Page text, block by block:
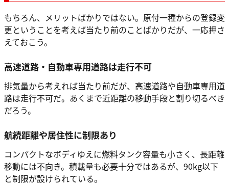
もちろん、メリットばかりではない。原付一種からの登録変
更ということを考えば当たり前のことばかりだが、一応押さ
えておこう。
高速道路・自動車専用道路は走行不可
排気量から考えれば当たり前だが、高速道路や自動車専用道
路は走行不可だ。あくまで近距離の移動手段と割り切るべき
だろう。
航続距離や居住性に制限あり
コンパクトなボディゆえに燃料タンク容量も小さく、長距離
移動には不向き。積載量も必要十分ではあるが、90kg以下
と制限が設けられている。